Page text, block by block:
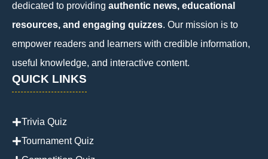
dedicated to providing authentic news, educational
resources, and engaging quizzes. Our mission is to
empower readers and learners with credible information,
useful knowledge, and interactive content.
QUICK LINKS
Trivia Quiz
Tournament Quiz